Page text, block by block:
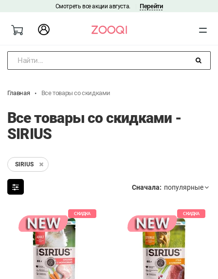
Смотреть все акции августа. Перейти
Найти...
Главная Все товары со скидками
Все товары со скидками -
SIRIUS
SIRIUS
Сначала:
СКИДКА СКИДКА